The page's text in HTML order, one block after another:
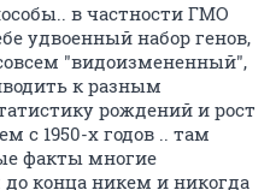
в частности ГМО
удвоенный набор генов,
"видоизмененный",
к разным
рождений и рост
с 1950-х годов .. там
факты многие
конца никем и никогда